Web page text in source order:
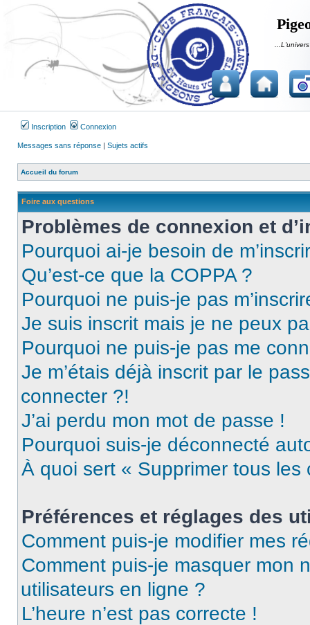
Inscription Connexion
Messages sans réponse | Sujets actifs
Accueil du forum
Foire aux questions
Problèmes de connexion et
Pourquoi ai-je besoin de
Qu’est-ce que la COPPA ?
Pourquoi ne puis-je pas
Je suis inscrit mais je ne peux
Pourquoi ne puis-je pas me
Je m’étais déjà inscrit par le
connecter ?!
J’ai perdu mon mot de passe !
Pourquoi suis-je déconnecté
À quoi sert « Supprimer tous les
Préférences et réglages des
Comment puis-je modifier mes
Comment puis-je masquer mon
utilisateurs en ligne ?
L’heure n’est pas correcte !